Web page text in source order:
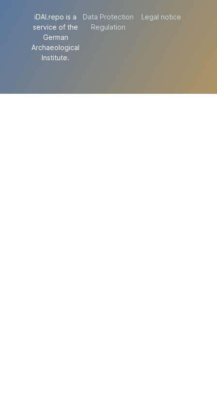
iDAI.repo is a
service of the
German
Archaeological
Institute.
Data Protection
Regulation
Legal notice